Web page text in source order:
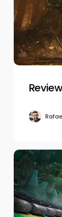
Reincarnation
Review
–
Splatoon
Raiders